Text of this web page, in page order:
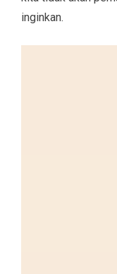
inginkan.